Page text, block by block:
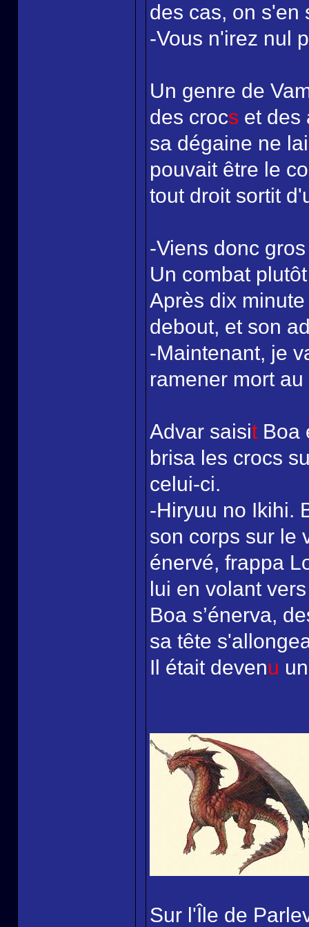
des cas, on s'en
-Vous n'irez nul
Un genre de
des crocs et des
sa dégaine ne
pouvait être le
tout droit sortit
-Viens donc
Un combat
Après dix
debout, et son
-Maintenant, je
ramener mort
Advar saisit Boa
brisa les crocs
celui-ci.
-Hiryuu no Ikihi.
son corps sur le
énervé, frappa
lui en volant
Boa s’énerva,
sa tête
Il était devenu
Sur l'Île de